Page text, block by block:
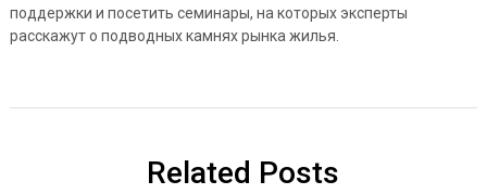
поддержки и посетить семинары, на которых эксперты
расскажут о подводных камнях рынка жилья.
Related Posts